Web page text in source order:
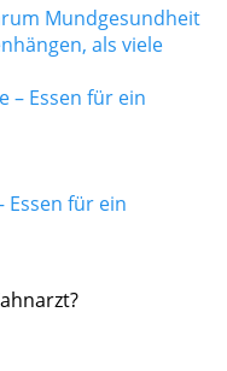
Mundgesundheit
als viele
Essen für ein